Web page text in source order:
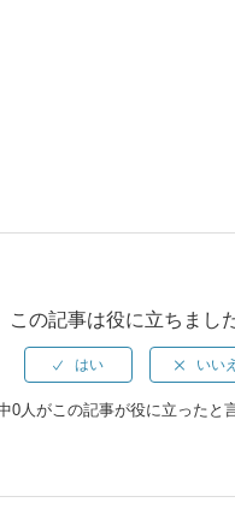
この記事は役に立ちまし
0人がこの記事が役に立ったと